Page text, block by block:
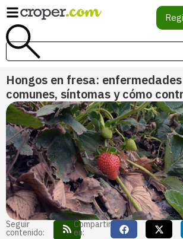
Hongos en fresa:
comunes, síntomas y cómo
Seguir
contenido:
Compartir
en: